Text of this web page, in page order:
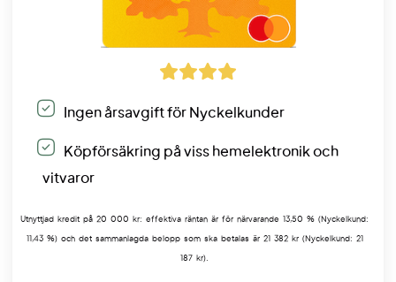
Ingen årsavgift för Nyckelkunder
Köpförsäkring på viss hemelektronik och
vitvaror
Utnyttjad kredit på 20 000 kr: effektiva räntan är för närvarande 13,50 % (Nyckelkund:
11,43 %) och det sammanlagda belopp som ska betalas är 21 382 kr (Nyckelkund: 21
187 kr).